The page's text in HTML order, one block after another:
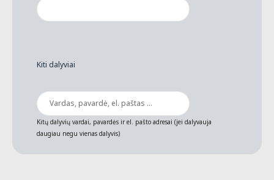
Kiti dalyviai
Kitų dalyvių vardai, pavardės ir el. pašto adresai (jei dalyvauja
daugiau negu vienas dalyvis)